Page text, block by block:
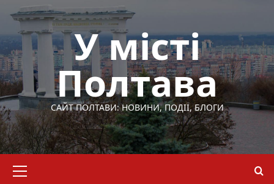
Перейти
вмісту
У місті
Полтава
САЙТ ПОЛТАВИ: НОВИНИ, ПОДІЇ, БЛОГИ
меню